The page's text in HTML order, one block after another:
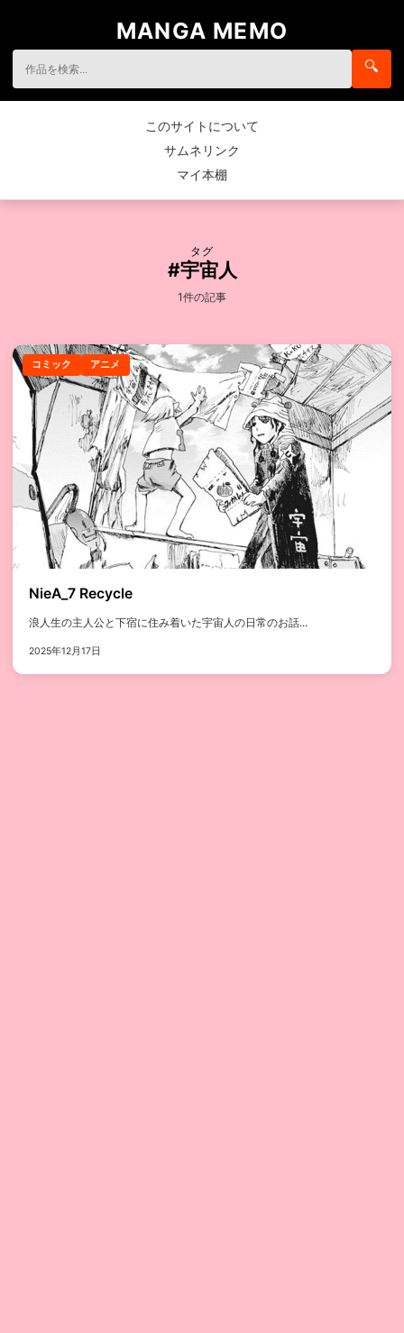
MANGA MEMO
🔍
このサイトについて
サムネリンク
マイ本棚
タグ
#宇宙人
1件の記事
コミック アニメ
NieA_7 Recycle
浪人生の主人公と下宿に住み着いた宇宙人の日常のお話...
2025年12月17日